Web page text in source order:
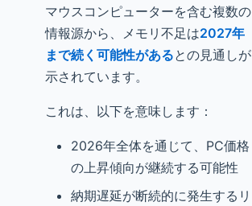
マウスコンピューターを含む複数の
情報源から、メモリ不足は2027年
まで続く可能性があるとの見通しが
示されています。
これは、以下を意味します：
2026年全体を通じて、PC価格
の上昇傾向が継続する可能性
納期遅延が断続的に発生するリ